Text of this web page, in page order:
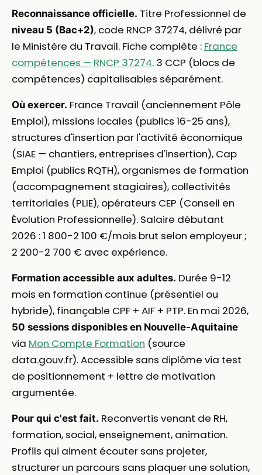
Reconnaissance officielle. Titre Professionnel de
niveau 5 (Bac+2), code RNCP 37274, délivré par
le Ministère du Travail. Fiche complète : France
compétences — RNCP 37274. 3 CCP (blocs de
compétences) capitalisables séparément.
Où exercer. France Travail (anciennement Pôle
Emploi), missions locales (publics 16-25 ans),
structures d'insertion par l'activité économique
(SIAE — chantiers, entreprises d'insertion), Cap
Emploi (publics RQTH), organismes de formation
(accompagnement stagiaires), collectivités
territoriales (PLIE), opérateurs CEP (Conseil en
Évolution Professionnelle). Salaire débutant
2026 : 1 800-2 100 €/mois brut selon employeur ;
2 200-2 700 € avec expérience.
Formation accessible aux adultes. Durée 9-12
mois en formation continue (présentiel ou
hybride), finançable CPF + AIF + PTP. En mai 2026,
50 sessions disponibles en Nouvelle-Aquitaine
via Mon Compte Formation (source
data.gouv.fr). Accessible sans diplôme via test
de positionnement + lettre de motivation
argumentée.
Pour qui c'est fait. Reconvertis venant de RH,
formation, social, enseignement, animation.
Profils qui aiment écouter sans projeter,
structurer un parcours sans plaquer une solution,